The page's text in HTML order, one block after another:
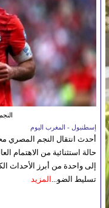
إسطنبول - المغرب اليوم
أحدث انتقال النجم المصري
حالة استثنائية من الاهتمام
إلى واحدة من أبرز الأحداث
تسليط الضو... المزيد